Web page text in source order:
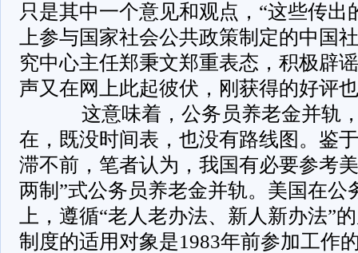
只是其中一个意见和观点，“这些传出
上参与国家社会公共政策制定的中国
究中心主任郑秉文郑重表态，积极辟
声又在网上此起彼伏，刚获得的好评
这意味着，公务员养老金并轨，
在，既没时间表，也没有路线图。鉴
滞不前，笔者认为，我国有必要参考
两制”式公务员养老金并轨。美国在公
上，遵循“老人老办法、新人新办法”
制度的适用对象是1983年前参加工作